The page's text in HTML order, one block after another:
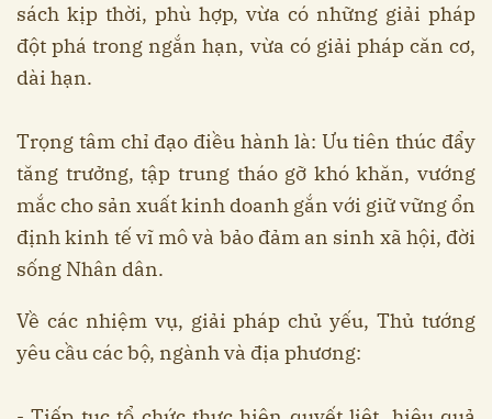
sách kịp thời, phù hợp, vừa có những giải pháp
đột phá trong ngắn hạn, vừa có giải pháp căn cơ,
dài hạn.
Trọng tâm chỉ đạo điều hành là: Ưu tiên thúc đẩy
tăng trưởng, tập trung tháo gỡ khó khăn, vướng
mắc cho sản xuất kinh doanh gắn với giữ vững ổn
định kinh tế vĩ mô và bảo đảm an sinh xã hội, đời
sống Nhân dân.
Về các nhiệm vụ, giải pháp chủ yếu, Thủ tướng
yêu cầu các bộ, ngành và địa phương: